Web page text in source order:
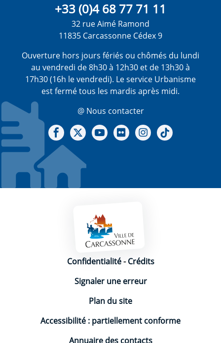
+33 (0)4 68 77 71 11
32 rue Aimé Ramond
11835 Carcassonne Cédex 9
Ouverture hors jours fériés ou chômés du lundi
au vendredi de 8h30 à 12h30 et de 13h30 à
17h30 (16h le vendredi). Le service Urbanisme
est fermé tous les mardis après midi.
@ Nous contacter
Notre Facebook
Notre X - (twitter)
Notre chaine Youtube
Notre Gallerie sur Flickr
Notre Instagram
Mentions légales
Confidentialité-Crédits
Signaler une erreur
Plan du site
Accessibilité : partiellement conforme
Annuaire des contacts